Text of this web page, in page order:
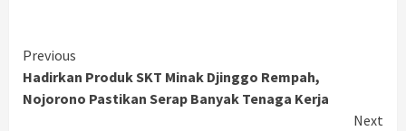
Continue
Reading
Previous
Hadirkan Produk SKT Minak Djinggo Rempah,
Nojorono Pastikan Serap Banyak Tenaga Kerja
Next